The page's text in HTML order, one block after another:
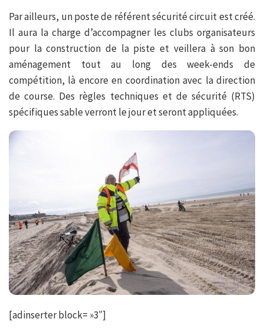
Par ailleurs, un poste de référent sécurité circuit est créé.
Il aura la charge d’accompagner les clubs organisateurs
pour la construction de la piste et veillera à son bon
aménagement tout au long des week-ends de
compétition, là encore en coordination avec la direction
de course. Des règles techniques et de sécurité (RTS)
spécifiques sable verront le jour et seront appliquées.
[adinserter block= »3″]